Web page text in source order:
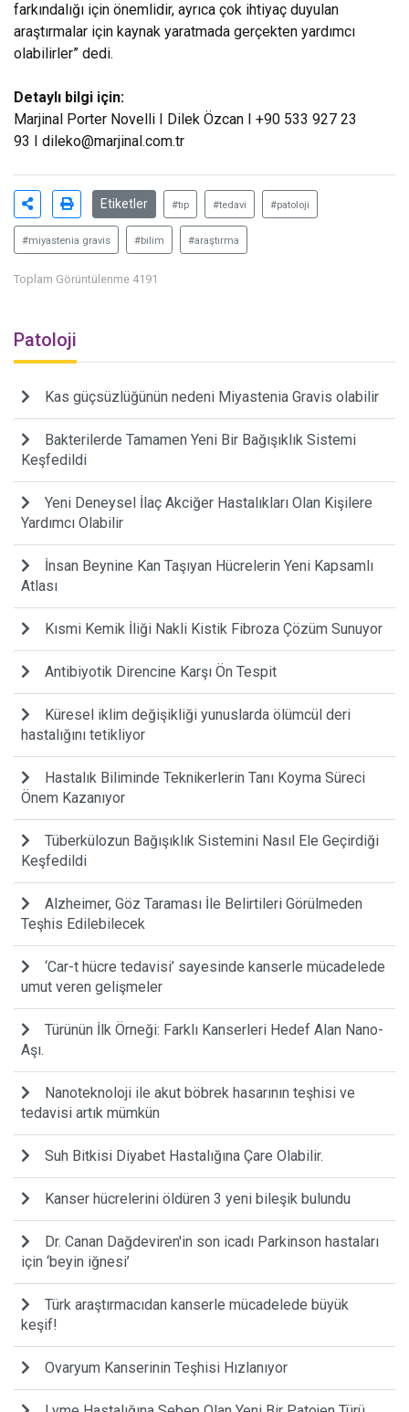
farkındalığı için önemlidir, ayrıca çok ihtiyaç duyulan
araştırmalar için kaynak yaratmada gerçekten yardımcı
olabilirler” dedi.
Detaylı bilgi için:
Marjinal Porter Novelli I Dilek Özcan I +90 533 927 23
93 I dileko@marjinal.com.tr
Etiketler #tıp #tedavi #patoloji
#miyastenia gravis #bilim #araştırma
Toplam Görüntülenme 4191
Patoloji
Kas güçsüzlüğünün nedeni Miyastenia Gravis olabilir
Bakterilerde Tamamen Yeni Bir Bağışıklık Sistemi
Keşfedildi
Yeni Deneysel İlaç Akciğer Hastalıkları Olan Kişilere
Yardımcı Olabilir
İnsan Beynine Kan Taşıyan Hücrelerin Yeni Kapsamlı
Atlası
Kısmi Kemik İliği Nakli Kistik Fibroza Çözüm Sunuyor
Antibiyotik Direncine Karşı Ön Tespit
Küresel iklim değişikliği yunuslarda ölümcül deri
hastalığını tetikliyor
Hastalık Biliminde Teknikerlerin Tanı Koyma Süreci
Önem Kazanıyor
Tüberkülozun Bağışıklık Sistemini Nasıl Ele Geçirdiği
Keşfedildi
Alzheimer, Göz Taraması İle Belirtileri Görülmeden
Teşhis Edilebilecek
‘Car-t hücre tedavisi’ sayesinde kanserle mücadelede
umut veren gelişmeler
Türünün İlk Örneği: Farklı Kanserleri Hedef Alan Nano-
Aşı.
Nanoteknoloji ile akut böbrek hasarının teşhisi ve
tedavisi artık mümkün
Suh Bitkisi Diyabet Hastalığına Çare Olabilir.
Kanser hücrelerini öldüren 3 yeni bileşik bulundu
Dr. Canan Dağdeviren'in son icadı Parkinson hastaları
için ‘beyin iğnesi’
Türk araştırmacıdan kanserle mücadelede büyük
keşif!
Ovaryum Kanserinin Teşhisi Hızlanıyor